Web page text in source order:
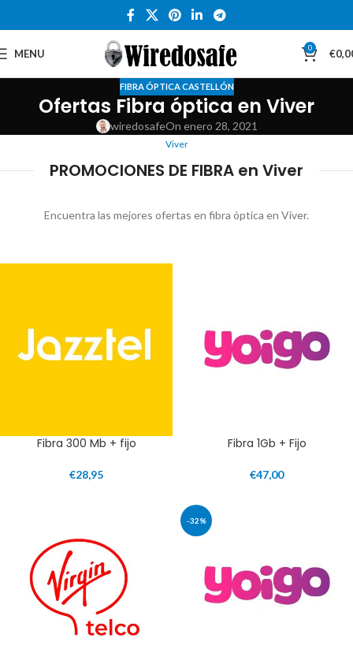
MENU 0 €
FIBRA ÓPTICA CASTELLÓN
Ofertas Fibra óptica en Viver
wiredosafeOn enero 28, 2021
Viver
PROMOCIONES DE FIBRA en Viver
Encuentra las mejores ofertas en fibra óptica en Viver.
Fibra 300 Mb + fijo
€28,95
Fibra 1Gb + Fijo
€47,00
-32%